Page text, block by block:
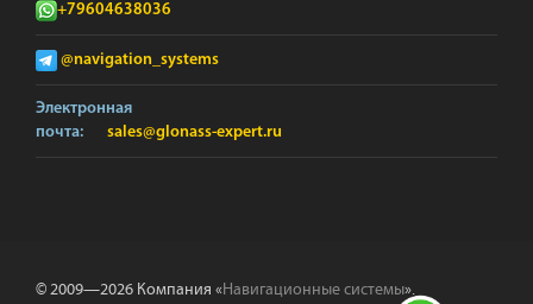
+79604638036
@navigation_systems
Электронная
почта:
sales@glonass-expert.ru
© 2009—2026 Компания «Навигационные системы».